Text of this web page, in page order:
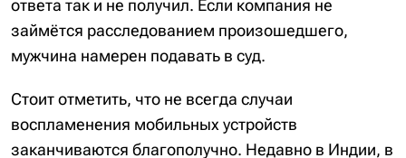
ответа так и не получил. Если компания не
займётся расследованием произошедшего,
мужчина намерен подавать в суд.
Стоит отметить, что не всегда случаи
воспламенения мобильных устройств
заканчиваются благополучно. Недавно в Индии, в